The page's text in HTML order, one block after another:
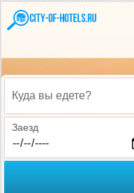
Куда вы едете?
Заезд